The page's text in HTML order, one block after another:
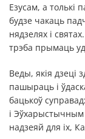
Езусам, а толькі
будзе чакаць
нядзелях і
трэба прымаць
Веды, якія дзеці
пашыраць і
бацькоў
і
надзеяй для іх,